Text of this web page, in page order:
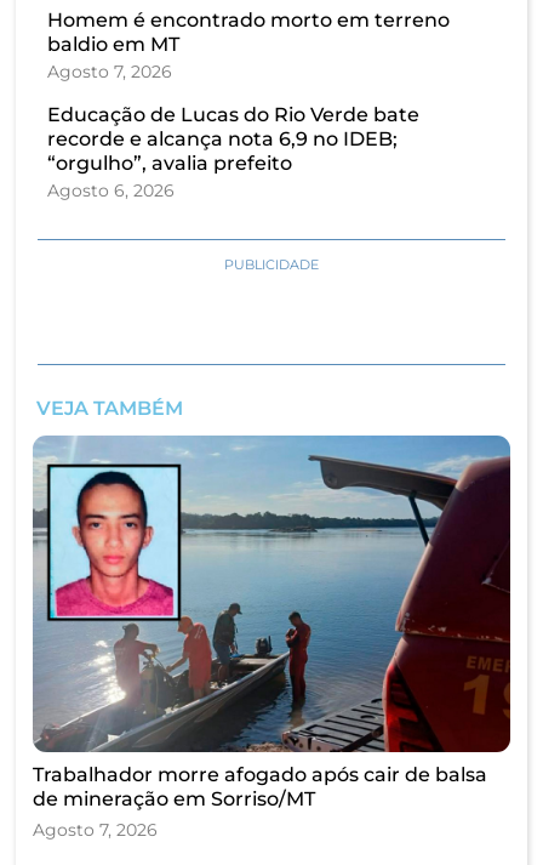
Homem é encontrado morto em terreno
baldio em MT
Agosto 7, 2026
Educação de Lucas do Rio Verde bate
recorde e alcança nota 6,9 no IDEB;
“orgulho”, avalia prefeito
Agosto 6, 2026
PUBLICIDADE
VEJA TAMBÉM
Trabalhador morre afogado após cair de balsa
de mineração em Sorriso/MT
Agosto 7, 2026